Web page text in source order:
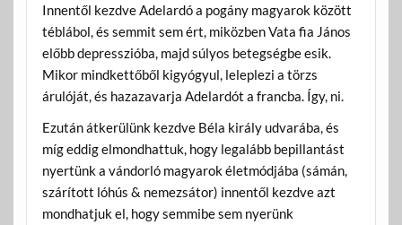
Innentől kezdve Adelardó a pogány magyarok között
téblábol, és semmit sem ért, miközben Vata fia János
előbb depresszióba, majd súlyos betegségbe esik.
Mikor mindkettőből kigyógyul, leleplezi a törzs
árulóját, és hazazavarja Adelardót a francba. Így, ni.
Ezután átkerülünk kezdve Béla király udvarába, és
míg eddig elmondhattuk, hogy legalább bepillantást
nyertünk a vándorló magyarok életmódjába (sámán,
szárított lóhús & nemezsátor) innentől kezdve azt
mondhatjuk el, hogy semmibe sem nyerünk